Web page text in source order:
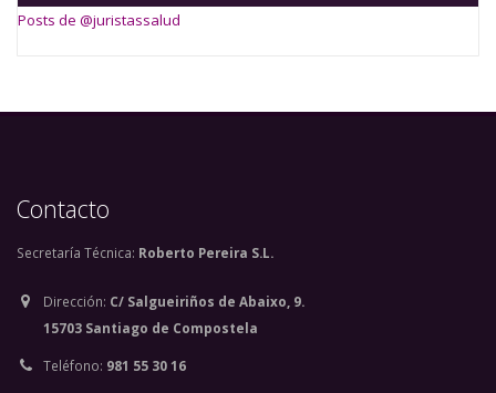
Posts de @juristassalud
Contacto
Secretaría Técnica: Roberto Pereira S.L.
Dirección: C/ Salgueiriños de Abaixo, 9.
15703 Santiago de Compostela
Teléfono: 981 55 30 16